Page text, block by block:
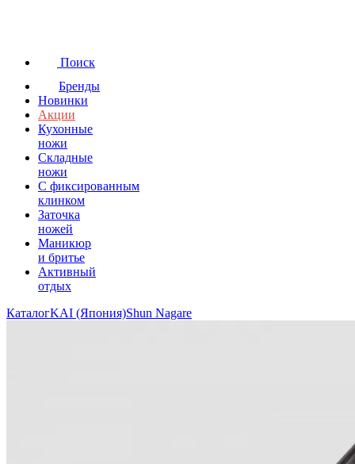
Поиск
Бренды
Новинки
Акции
Кухонные
ножи
Складные
ножи
C фиксированным
клинком
Заточка
ножей
Маникюр
и бритье
Активный
отдых
КаталогKAI (Япония)Shun Nagare